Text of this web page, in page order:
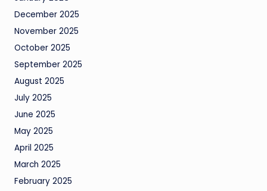
December 2025
November 2025
October 2025
September 2025
August 2025
July 2025
June 2025
May 2025
April 2025
March 2025
February 2025